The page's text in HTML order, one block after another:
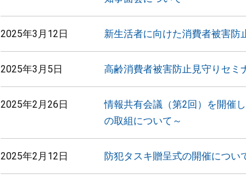
2025年3月12日 新生活者に向けた消費者被害防
2025年3月5日 高齢消費者被害防止見守りセミ
2025年2月26日
情報共有会議（第2回）を開催
の取組について～
2025年2月12日 防犯タスキ贈呈式の開催につい